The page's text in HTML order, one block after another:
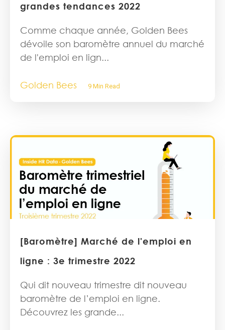
grandes tendances 2022
Comme chaque année, Golden Bees
dévoile son baromètre annuel du marché
de l'emploi en lign...
Golden Bees 9 Min Read
[Baromètre] Marché de l'emploi en
ligne : 3e trimestre 2022
Qui dit nouveau trimestre dit nouveau
baromètre de l’emploi en ligne.
Découvrez les grande...